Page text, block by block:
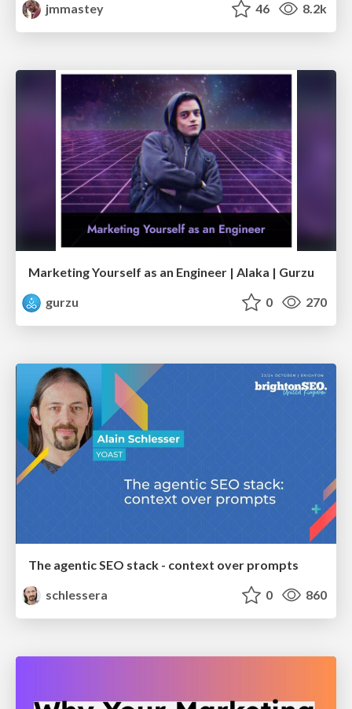
jmmastey
46 8.2k
Marketing Yourself as an Engineer | Alaka | Gurzu
gurzu
0 270
The agentic SEO stack - context over prompts
schlessera
0 860